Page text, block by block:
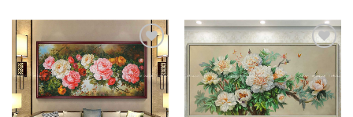
Add to
Wishlist
Wishlist